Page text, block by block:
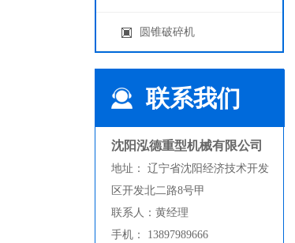
圆锥破碎机
联系我们
沈阳泓德重型机械有限公司
地址： 辽宁省沈阳经济技术开发
区开发北二路8号甲
联系人：黄经理
手机： 13897989666